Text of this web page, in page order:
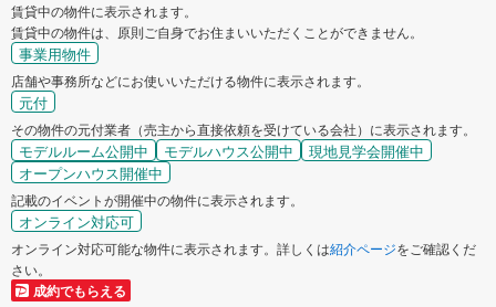
賃貸中の物件に表示されます。
賃貸中の物件は、原則ご自身でお住まいいただくことができません。
事業用物件
店舗や事務所などにお使いいただける物件に表示されます。
元付
その物件の元付業者（売主から直接依頼を受けている会社）に表示されます。
モデルルーム公開中 モデルハウス公開中
現地見学会開催中
オープンハウス開催中
記載のイベントが開催中の物件に表示されます。
オンライン対応可
オンライン対応可能な物件に表示されます。詳しくは紹介ページをご確認くだ
さい。
成約でもらえる